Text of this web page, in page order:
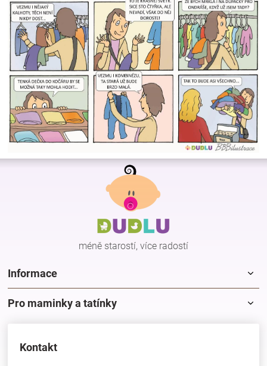
Z
méně starostí, více radostí
Informace
Pro maminky a tatínky
Kontakt